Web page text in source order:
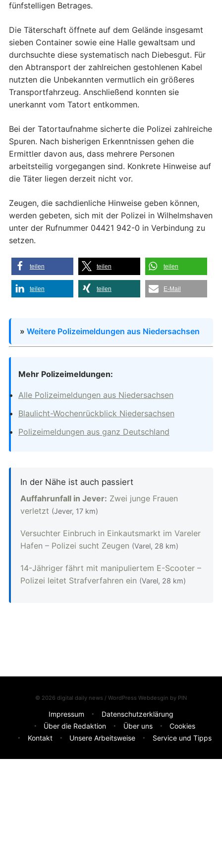
fünfstelligen Betrages.
Die Täterschaft öffnete auf dem Gelände insgesamt
sieben Container sowie eine Halle gewaltsam und
durchsuchte diese systematisch nach Diebesgut. Für
den Abtransport der zahlreichen gestohlenen Kabel
nutzten die Unbekannten vermutlich ein größeres
Transportfahrzeug. Anschließend konnten sie
unerkannt vom Tatort entkommen.
Bei der Tatortaufnahme sicherte die Polizei zahlreiche
Spuren. Nach bisherigen Erkenntnissen gehen die
Ermittler davon aus, dass mehrere Personen
arbeitsteilig vorgegangen sind. Konkrete Hinweise auf
die Täter liegen derzeit nicht vor.
Zeugen, die sachdienliche Hinweise geben können,
werden gebeten, sich mit der Polizei in Wilhelmshaven
unter der Rufnummer 04421 942-0 in Verbindung zu
setzen.
teilen teilen teilen
teilen teilen E-Mail
» Weitere Polizeimeldungen aus Niedersachsen
Mehr Polizeimeldungen:
Alle Polizeimeldungen aus Niedersachsen
Blaulicht-Wochenrückblick Niedersachsen
Polizeimeldungen aus ganz Deutschland
In der Nähe ist auch passiert
Auffahrunfall in Jever: Zwei junge Frauen
verletzt (Jever, 17 km)
Versuchter Einbruch in Einkautsmarkt im Vareler
Hafen – Polizei sucht Zeugen (Varel, 28 km)
14-Jähriger fährt mit manipuliertem E-Scooter –
Polizei leitet Strafverfahren ein (Varel, 28 km)
© 2026 digital daily news / WordPress Webdesgin by PIN
Impressum
Datenschutzerklärung
Über die Redaktion
Über uns
Cookies
Kontakt
Unsere Arbeitsweise Service und Tipps